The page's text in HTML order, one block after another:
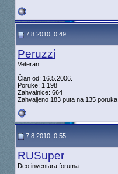
7.8.2010, 0:49
Peruzzi
Veteran
Član od: 16.5.2006.
Poruke: 1.198
Zahvalnice: 664
Zahvaljeno 183 puta na 135 poruka
7.8.2010, 0:55
RUSuper
Deo inventara foruma